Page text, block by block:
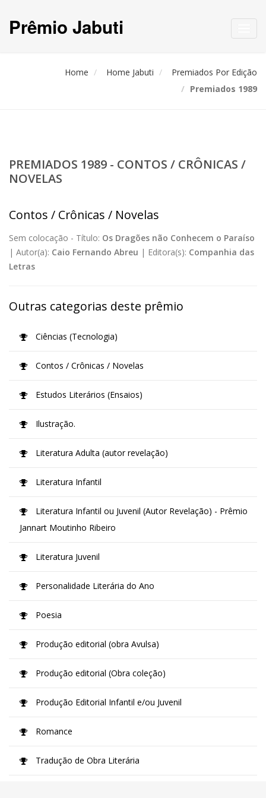
Prêmio Jabuti
Home Home Jabuti
Premiados Por Edição
Premiados 1989
PREMIADOS 1989 - CONTOS / CRÔNICAS /
NOVELAS
Contos / Crônicas / Novelas
Sem colocação - Título: Os Dragões não Conhecem o Paraíso
| Autor(a): Caio Fernando Abreu | Editora(s): Companhia das
Letras
Outras categorias deste prêmio
Ciências (Tecnologia)
Contos / Crônicas / Novelas
Estudos Literários (Ensaios)
Ilustração.
Literatura Adulta (autor revelação)
Literatura Infantil
Literatura Infantil ou Juvenil (Autor Revelação) - Prêmio
Jannart Moutinho Ribeiro
Literatura Juvenil
Personalidade Literária do Ano
Poesia
Produção editorial (obra Avulsa)
Produção editorial (Obra coleção)
Produção Editorial Infantil e/ou Juvenil
Romance
Tradução de Obra Literária